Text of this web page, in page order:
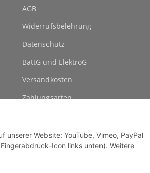
AGB
Widerrufsbelehrung
Datenschutz
BattG und ElektroG
Versandkosten
Zahlungsarten
unserer Website: YouTube, Vimeo, PayPal
Icon links unten). Weitere